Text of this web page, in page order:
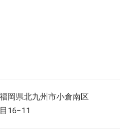
岡県北九州市小倉南区
16−11